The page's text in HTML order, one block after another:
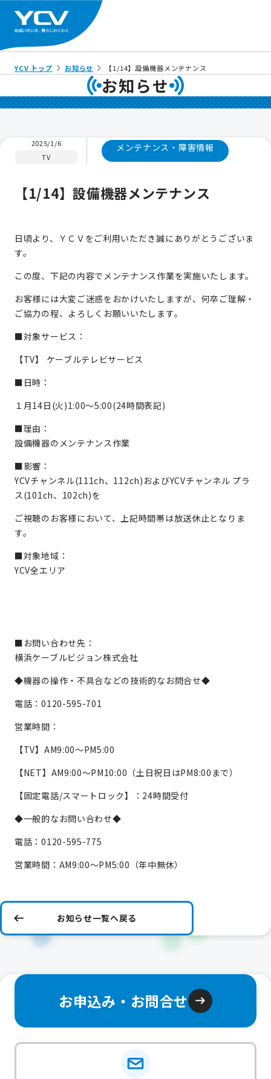
YCV トップ お知らせ 【1/14】設備機器メンテナンス
お知らせ
2025/1/6
TV
メンテナンス・障害情報
【1/14】設備機器メンテナンス
日頃より、ＹＣＶをご利用いただき誠にありがとうございま
す。
この度、下記の内容でメンテナンス作業を実施いたします。
お客様には大変ご迷惑をおかけいたしますが、何卒ご理解・
ご協力の程、よろしくお願いいたします。
■対象サービス：
【TV】 ケーブルテレビサービス
■日時：
１月14日(火)1:00～5:00(24時間表記)
■理由：
設備機器のメンテナンス作業
■影響：
YCVチャンネル(111ch、112ch)およびYCVチャンネル プラ
ス(101ch、102ch)を
ご視聴のお客様において、上記時間帯は放送休止となりま
す。
■対象地域：
YCV全エリア
■お問い合わせ先：
横浜ケーブルビジョン株式会社
◆機器の操作・不具合などの技術的なお問合せ◆
電話：0120-595-701
営業時間：
【TV】AM9:00～PM5:00
【NET】AM9:00～PM10:00（土日祝日はPM8:00まで）
【固定電話/スマートロック】：24時間受付
◆一般的なお問い合わせ◆
電話：0120-595-775
営業時間：AM9:00～PM5:00（年中無休）
お知らせ一覧へ戻る
お申込み・お問合せ